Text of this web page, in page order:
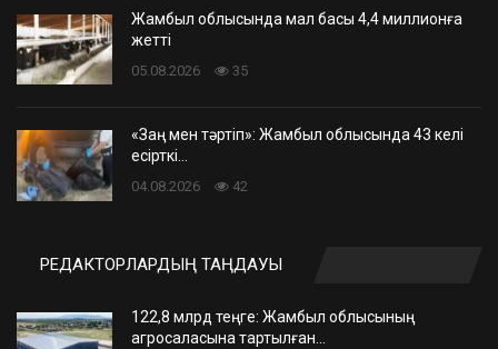
Жамбыл облысында мал басы 4,4 миллионға
жетті
05.08.2026 35
«Заң мен тәртіп»: Жамбыл облысында 43 келі
есірткі…
04.08.2026 42
РЕДАКТОРЛАРДЫҢ ТАҢДАУЫ
122,8 млрд теңге: Жамбыл облысының
агросаласына тартылған…